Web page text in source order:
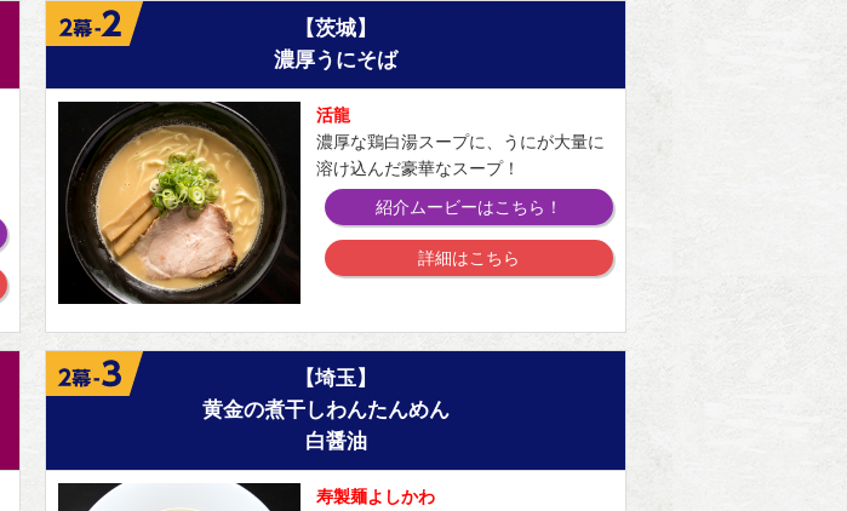
【茨城】
濃厚うにそば
活龍
濃厚な鶏白湯スープに、うにが大量に
溶け込んだ豪華なスープ！
紹介ムービーはこちら！
詳細はこちら
【埼玉】
黄金の煮干しわんたんめん
白醤油
寿製麺よしかわ